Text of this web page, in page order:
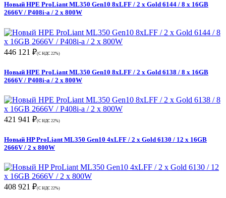
Новый HPE ProLiant ML350 Gen10 8xLFF / 2 x Gold 6144 / 8 x 16GB
2666V / P408i-a / 2 x 800W
446 121 ₽(С НДС 22%)
Новый HPE ProLiant ML350 Gen10 8xLFF / 2 x Gold 6138 / 8 x 16GB
2666V / P408i-a / 2 x 800W
421 941 ₽(С НДС 22%)
Новый HP ProLiant ML350 Gen10 4xLFF / 2 x Gold 6130 / 12 x 16GB
2666V / 2 x 800W
408 921 ₽(С НДС 22%)